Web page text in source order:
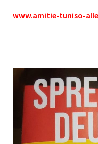
www.amitie-tuniso-